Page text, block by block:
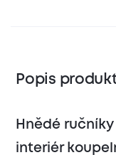
Popis
Hnědé ručníky
interiér